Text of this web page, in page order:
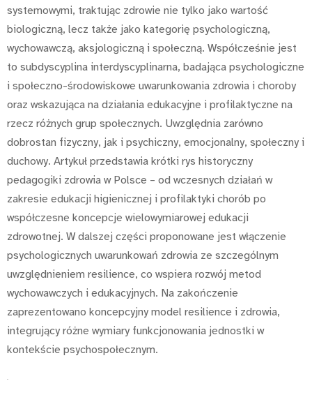
systemowymi, traktując zdrowie nie tylko jako wartość
biologiczną, lecz także jako kategorię psychologiczną,
wychowawczą, aksjologiczną i społeczną. Współcześnie jest
to subdyscyplina interdyscyplinarna, badająca psychologiczne
i społeczno-środowiskowe uwarunkowania zdrowia i choroby
oraz wskazująca na działania edukacyjne i profilaktyczne na
rzecz różnych grup społecznych. Uwzględnia zarówno
dobrostan fizyczny, jak i psychiczny, emocjonalny, społeczny i
duchowy. Artykuł przedstawia krótki rys historyczny
pedagogiki zdrowia w Polsce – od wczesnych działań w
zakresie edukacji higienicznej i profilaktyki chorób po
współczesne koncepcje wielowymiarowej edukacji
zdrowotnej. W dalszej części proponowane jest włączenie
psychologicznych uwarunkowań zdrowia ze szczególnym
uwzględnieniem resilience, co wspiera rozwój metod
wychowawczych i edukacyjnych. Na zakończenie
zaprezentowano koncepcyjny model resilience i zdrowia,
integrujący różne wymiary funkcjonowania jednostki w
kontekście psychospołecznym.
.